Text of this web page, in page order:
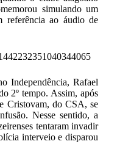
simulando um
referência ao áudio de
Independência, Rafael
2º tempo. Assim, após
Cristovam, do CSA, se
Nesse sentido, a
tentaram invadir
interveio e disparou